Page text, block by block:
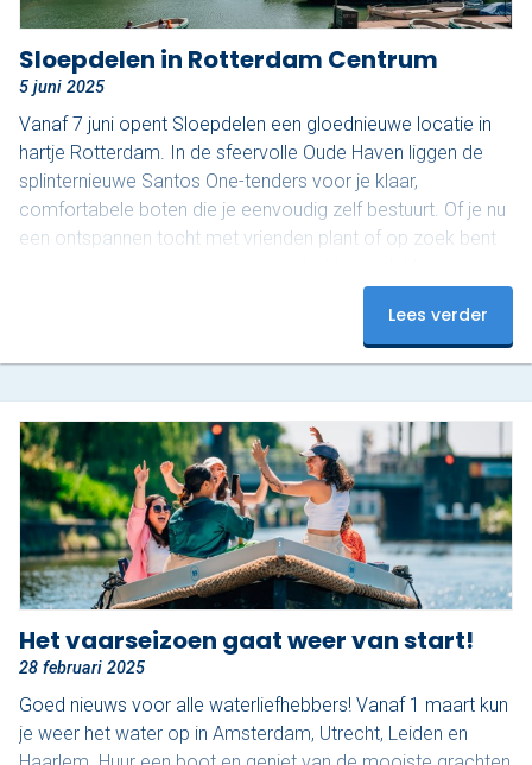
Sloepdelen in Rotterdam Centrum
5 juni 2025
Vanaf 7 juni opent Sloepdelen een gloednieuwe locatie in
hartje Rotterdam. In de sfeervolle Oude Haven liggen de
splinternieuwe Santos One-tenders voor je klaar,
comfortabele boten die je eenvoudig zelf bestuurt. Of je nu
een ontspannen tocht met vrienden plant of op zoek bent
boten bieden alle vrijheid. Vanaf het water zie je Rotterdam
van haar mooiste kant. In twee uur vaar je een prachtige
Lees verder
Het vaarseizoen gaat weer van start!
28 februari 2025
Goed nieuws voor alle waterliefhebbers! Vanaf 1 maart kun
je weer het water op in Amsterdam, Utrecht, Leiden en